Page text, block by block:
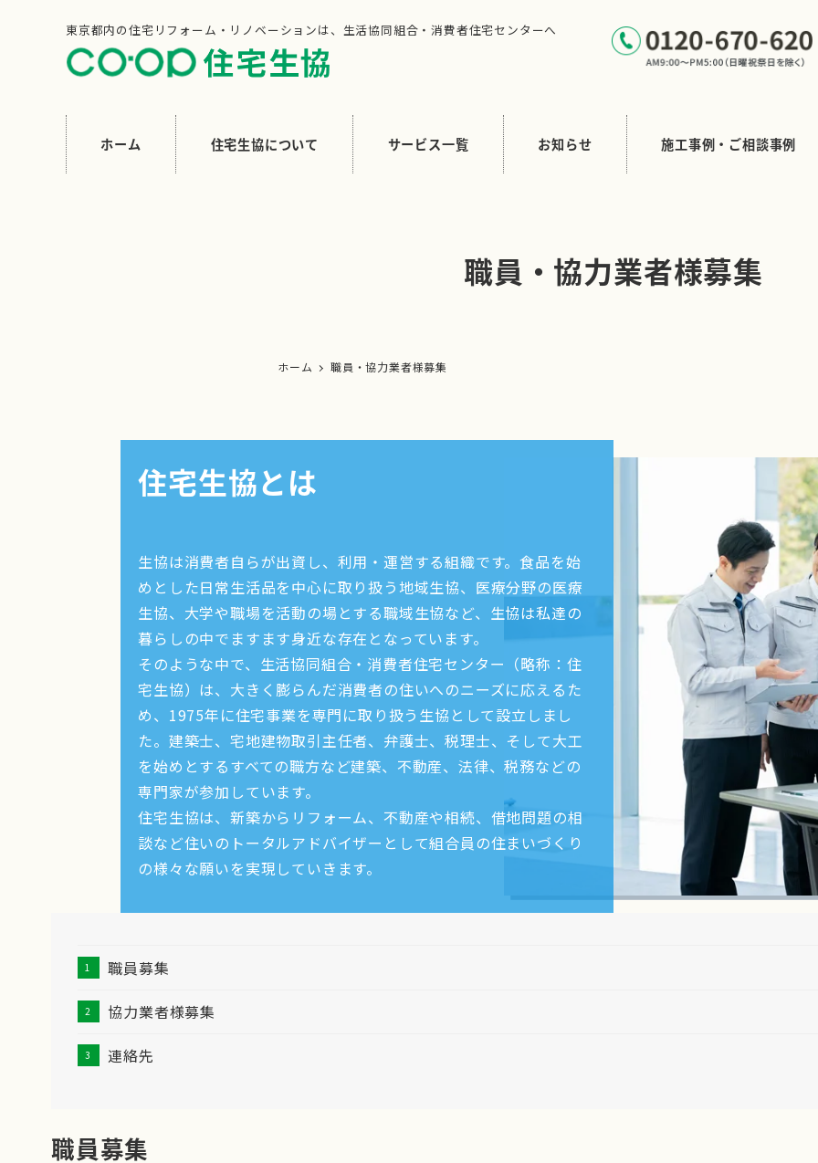
東京都内の住宅リフォーム・リノベーションは、生活協同組合・消費者住宅センターへ
ホーム 住宅生協について サービス一覧 お知らせ 施工事例・ご相談事例
職員・協力業者様募集
ホーム 職員・協力業者様募集
住宅生協とは
生協は消費者自らが出資し、利用・運営する組織です。食品を始
めとした日常生活品を中心に取り扱う地域生協、医療分野の医療
生協、大学や職場を活動の場とする職域生協など、生協は私達の
暮らしの中でますます身近な存在となっています。
そのような中で、生活協同組合・消費者住宅センター（略称：住
宅生協）は、大きく膨らんだ消費者の住いへのニーズに応えるた
め、1975年に住宅事業を専門に取り扱う生協として設立しまし
た。建築士、宅地建物取引主任者、弁護士、税理士、そして大工
を始めとするすべての職方など建築、不動産、法律、税務などの
専門家が参加しています。
住宅生協は、新築からリフォーム、不動産や相続、借地問題の相
談など住いのトータルアドバイザーとして組合員の住まいづくり
の様々な願いを実現していきます。
職員募集
協力業者様募集
連絡先
職員募集